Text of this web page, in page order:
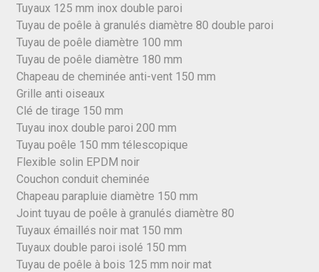
Tuyaux 125 mm inox double paroi
Tuyau de poêle à granulés diamètre 80 double paroi
Tuyau de poêle diamètre 100 mm
Tuyau de poêle diamètre 180 mm
Chapeau de cheminée anti-vent 150 mm
Grille anti oiseaux
Clé de tirage 150 mm
Tuyau inox double paroi 200 mm
Tuyau poêle 150 mm télescopique
Flexible solin EPDM noir
Couchon conduit cheminée
Chapeau parapluie diamètre 150 mm
Joint tuyau de poêle à granulés diamètre 80
Tuyaux émaillés noir mat 150 mm
Tuyaux double paroi isolé 150 mm
Tuyau de poêle à bois 125 mm noir mat